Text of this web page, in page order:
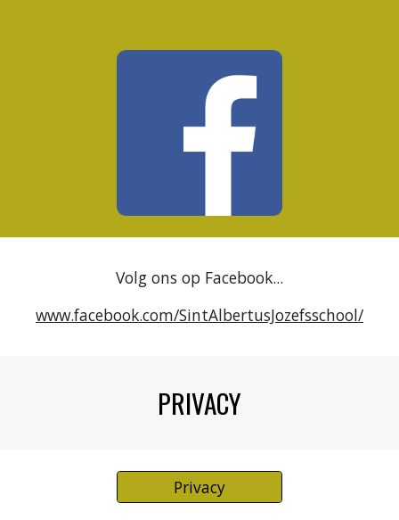
Volg ons op Facebook...
www.facebook.com/SintAlbertusJozefsschool/
PRIVACY
Privacy